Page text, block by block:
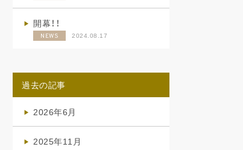
開幕！！
NEWS 2024.08.17
過去の記事
2026年6月
2025年11月